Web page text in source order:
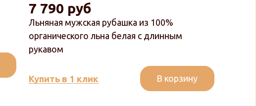
Льняная мужская рубашка из 100%
органического льна белая с длинным
рукавом
7 790 руб
Купить в 1 клик В корзину